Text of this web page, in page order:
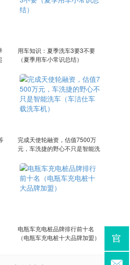
用车知识：夏季洗车3要3不要
（夏季用车小常识总结）
完成天使轮融资，估值7500万
元，车洗捷的野心不只是智能洗
电瓶车充电桩品牌排行前十名
（电瓶车充电桩十大品牌加盟）